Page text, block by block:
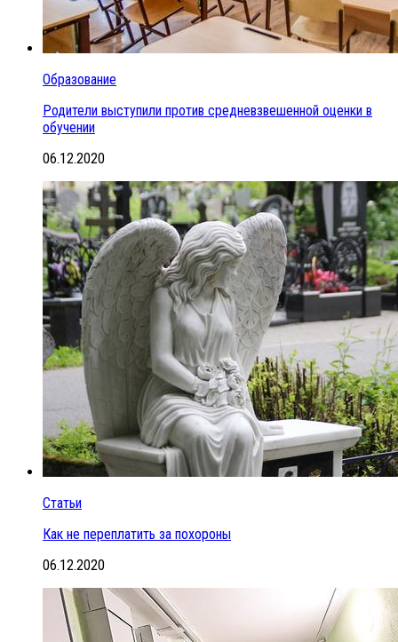
Образование
Родители выступили против средневзвешенной оценки в
обучении
06.12.2020
Статьи
Как не переплатить за похороны
06.12.2020